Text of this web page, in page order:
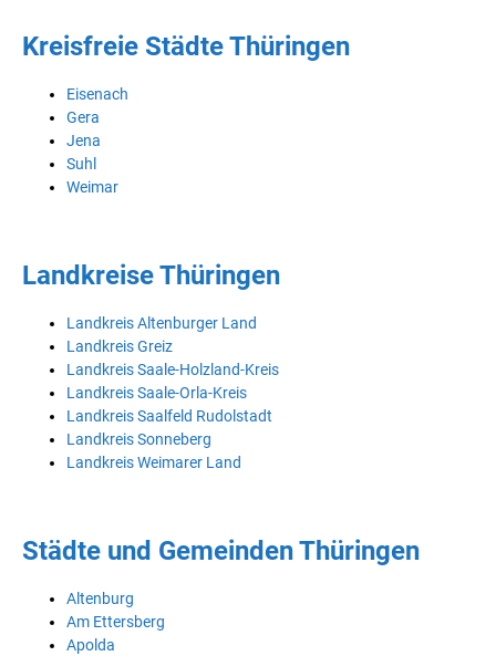
Kreisfreie Städte Thüringen
Eisenach
Gera
Jena
Suhl
Weimar
Landkreise Thüringen
Landkreis Altenburger Land
Landkreis Greiz
Landkreis Saale-Holzland-Kreis
Landkreis Saale-Orla-Kreis
Landkreis Saalfeld Rudolstadt
Landkreis Sonneberg
Landkreis Weimarer Land
Städte und Gemeinden Thüringen
Altenburg
Am Ettersberg
Apolda